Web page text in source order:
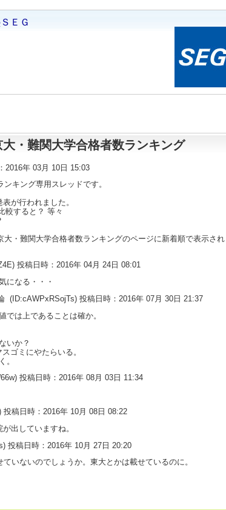
ＥＧ
大・難関大学合格者数ランキング
2016年 03月 10日 15:03
キング専用スレッドです。
が行われました。
較すると？ 等々
・難関大学合格者数ランキングのページに新着順で表示され
投稿日時：2016年 04月 24日 08:01
になる・・・
(ID:cAWPxRSojTs) 投稿日時：2016年 07月 30日 21:37
では上であることは確か。
いか？
ゴミにやたらいる。
。
投稿日時：2016年 08月 03日 11:34
投稿日時：2016年 10月 08日 08:22
出していますね。
投稿日時：2016年 10月 27日 20:20
いないのでしょうか。東大とかは載せているのに。